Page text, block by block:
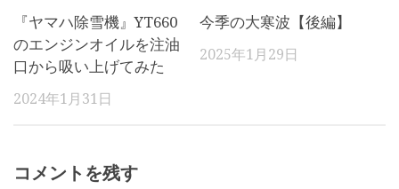
『ヤマハ除雪機』YT660
のエンジンオイルを注油
口から吸い上げてみた
2024年1月31日
今季の大寒波【後編】
2025年1月29日
コメントを残す